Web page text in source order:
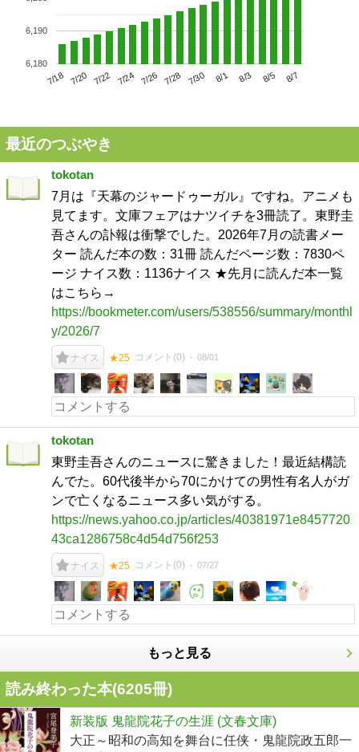
7/18 7/20 7/22 7/24 7/26 7/28 7/30 8/1 8/3 8/5 8/7
6,180
6,190
最近のつぶやき
tokotan
7月は『天幕のジャードゥーガル』ですね。アニメも
見てます。文庫フェアはナツイチを3冊読了。東野圭
吾さんの訃報は衝撃でした。2026年7月の読書メー
ター 読んだ本の数：31冊 読んだページ数：7830ペ
ージ ナイス数：1136ナイス ★先月に読んだ本一覧
はこちら→
https://bookmeter.com/users/538556/summary/monthl
y/2026/7
ナイス ★25 コメント(0) 08/01
tokotan
東野圭吾さんのニュースに驚きました！最近結構読
んでた。60代後半から70にかけての男性有名人がガ
ンで亡くなるニュース多い気がする。
https://news.yahoo.co.jp/articles/40381971e8457720
43ca1286758c4d54d756f253
ナイス ★25 コメント(0) 07/27
もっと見る
読み終わった本(6205冊)
新装版 鬼龍院花子の生涯 (文春文庫)
大正～昭和の高知を舞台に任侠・鬼龍院政五郎一